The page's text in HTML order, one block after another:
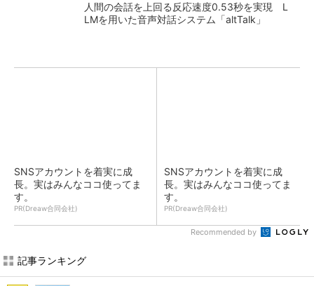
人間の会話を上回る反応速度0.53秒を実現 L
LMを用いた音声対話システム「altTalk」
SNSアカウントを着実に成
長。実はみんなココ使ってま
す。
PR(Dreaw合同会社)
SNSアカウントを着実に成
長。実はみんなココ使ってま
す。
PR(Dreaw合同会社)
Recommended by
記事ランキング